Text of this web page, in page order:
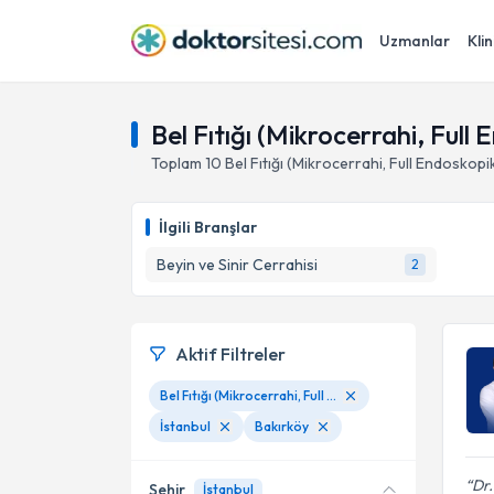
Uzmanlar
Bel Fıtığı (Mikrocerrahi, Full
Toplam 10 Bel Fıtığı (Mikrocerrahi, Full
İlgili Branşlar
Beyin ve Sinir Cerrahisi
2
Aktif Filtreler
Bel Fıtığı (Mikrocerrahi, Full Endoskopik)
İstanbul
Bakırköy
Şehir İstanbul